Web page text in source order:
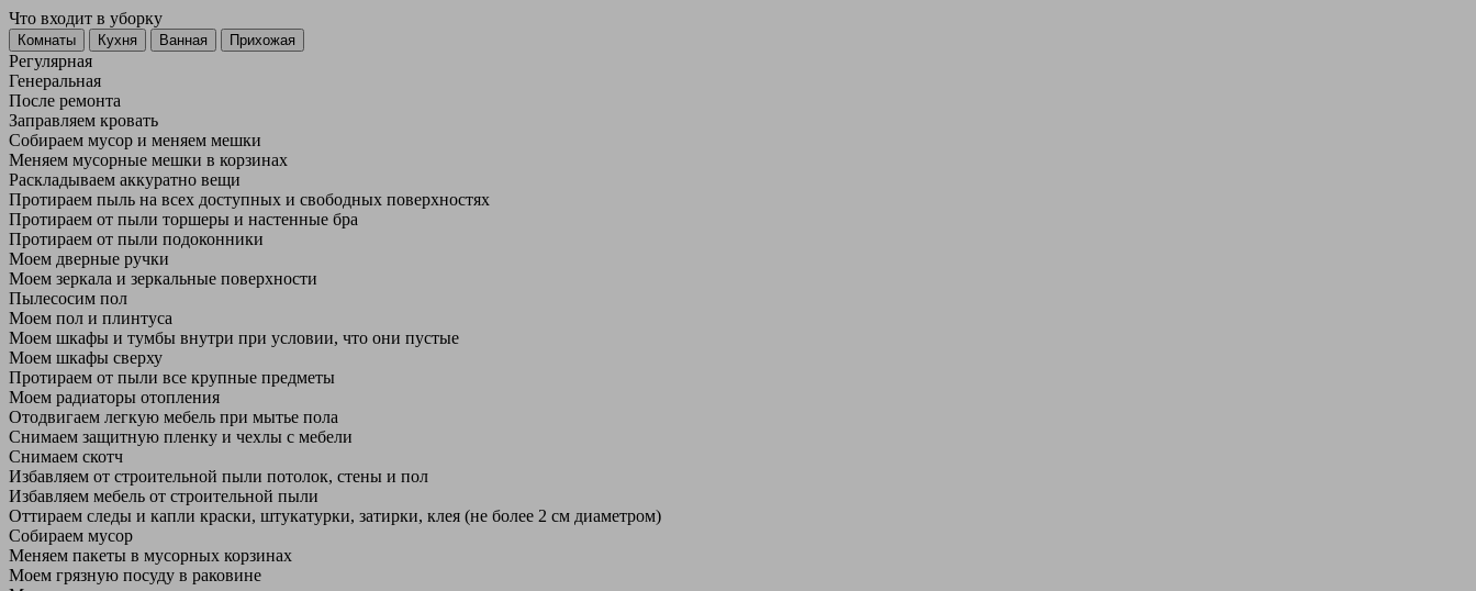
Что входит в уборку
Регу­лярная
Гене­ральная
После ремонта
Заправляем кровать
Собираем мусор и меняем мешки
Меняем мусорные мешки в корзинах
Раскладываем аккуратно вещи
Протираем пыль на всех доступных и свободных поверхностях
Протираем от пыли торшеры и настенные бра
Протираем от пыли подоконники
Моем дверные ручки
Моем зеркала и зеркальные поверхности
Пылесосим пол
Моем пол и плинтуса
Моем шкафы и тумбы внутри при условии, что они пустые
Моем шкафы сверху
Протираем от пыли все крупные предметы
Моем радиаторы отопления
Отодвигаем легкую мебель при мытье пола
Снимаем защитную пленку и чехлы с мебели
Снимаем скотч
Избавляем от строительной пыли потолок, стены и пол
Избавляем мебель от строительной пыли
Оттираем следы и капли краски, штукатурки, затирки, клея (не более 2 см диаметром)
Собираем мусор
Меняем пакеты в мусорных корзинах
Моем грязную посуду в раковине